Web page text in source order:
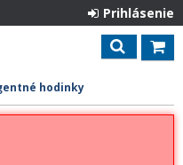
Prihlásenie
hodinky